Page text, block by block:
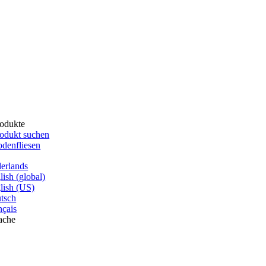
(global)
(US)
suchen